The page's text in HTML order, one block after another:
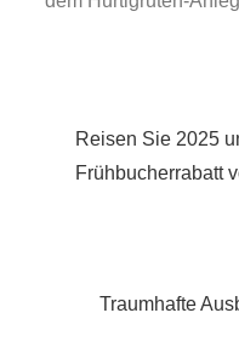
Reisen Sie 2025
Frühbucherrabatt
Traumhafte